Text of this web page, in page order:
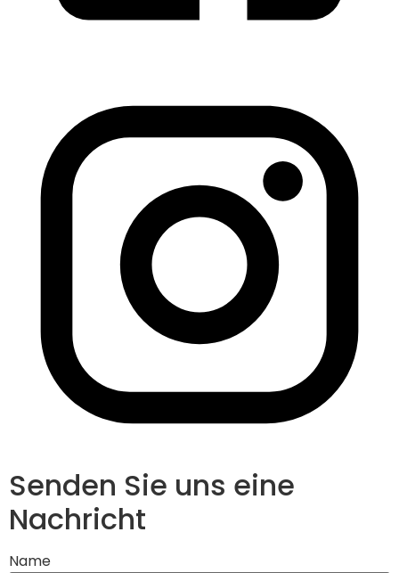
Senden Sie uns eine
Nachricht
Name